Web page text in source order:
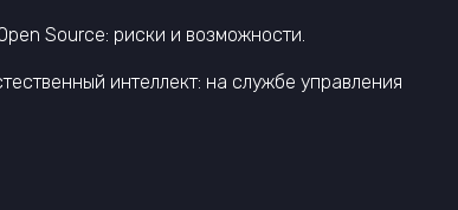
Source: риски и возможности.
интеллект: на службе управления